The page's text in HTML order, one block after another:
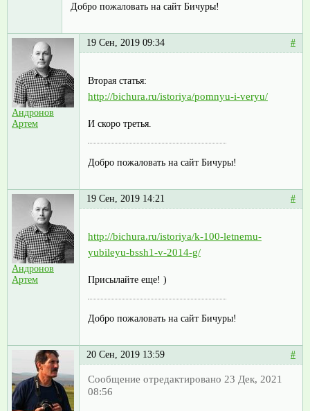
Добро пожаловать на сайт Бичуры!
Андронов
Артем
19 Сен, 2019 09:34 #
Вторая статья:
http://bichura.ru/istoriya/pomnyu-i-veryu/
И скоро третья.
Добро пожаловать на сайт Бичуры!
Андронов
Артем
19 Сен, 2019 14:21 #
http://bichura.ru/istoriya/k-100-letnemu-
yubileyu-bssh1-v-2014-g/
Присылайте еще! )
Добро пожаловать на сайт Бичуры!
20 Сен, 2019 13:59 #
Сообщение отредактировано 23 Дек, 2021
08:56